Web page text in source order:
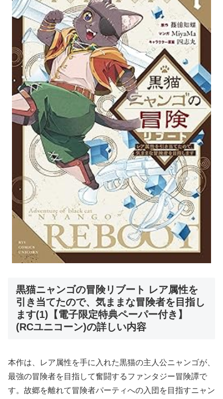
黒猫ニャンゴの冒険リブート レア属性を
引き当てたので、気ままな冒険者を目指し
ます(1)【電子限定特典ペーパー付き】
(RCユニコーン)の詳しい内容
本作は、レア属性を手に入れた黒猫の主人公ニャンゴが、
最強の冒険者を目指して奮闘するファンタジー冒険譚で
す。故郷を離れて冒険者パーティへの入団を目指すニャン